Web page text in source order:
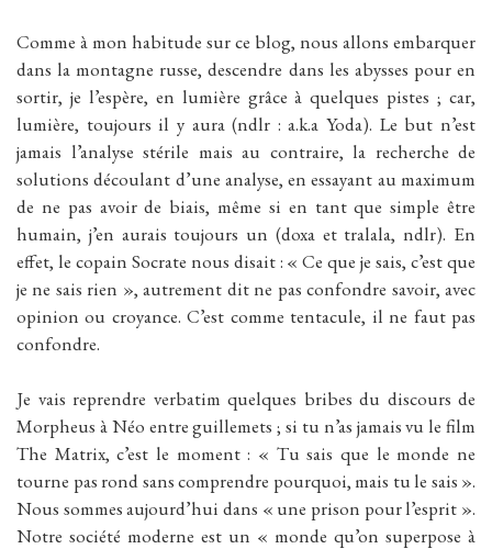
Comme à mon habitude sur ce blog, nous allons embarquer
dans la montagne russe, descendre dans les abysses pour en
sortir, je l’espère, en lumière grâce à quelques pistes ; car,
lumière, toujours il y aura (ndlr : a.k.a Yoda). Le but n’est
jamais l’analyse stérile mais au contraire, la recherche de
solutions découlant d’une analyse, en essayant au maximum
de ne pas avoir de biais, même si en tant que simple être
humain, j’en aurais toujours un (doxa et tralala, ndlr). En
effet, le copain Socrate nous disait : « Ce que je sais, c’est que
je ne sais rien », autrement dit ne pas confondre savoir, avec
opinion ou croyance. C’est comme tentacule, il ne faut pas
confondre.
Je vais reprendre verbatim quelques bribes du discours de
Morpheus à Néo entre guillemets ; si tu n’as jamais vu le film
The Matrix, c’est le moment : « Tu sais que le monde ne
tourne pas rond sans comprendre pourquoi, mais tu le sais ».
Nous sommes aujourd’hui dans « une prison pour l’esprit ».
Notre société moderne est un « monde qu’on superpose à